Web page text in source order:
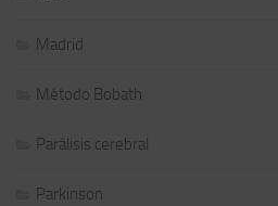
Madrid
Método Bobath
Parálisis cerebral
Parkinson